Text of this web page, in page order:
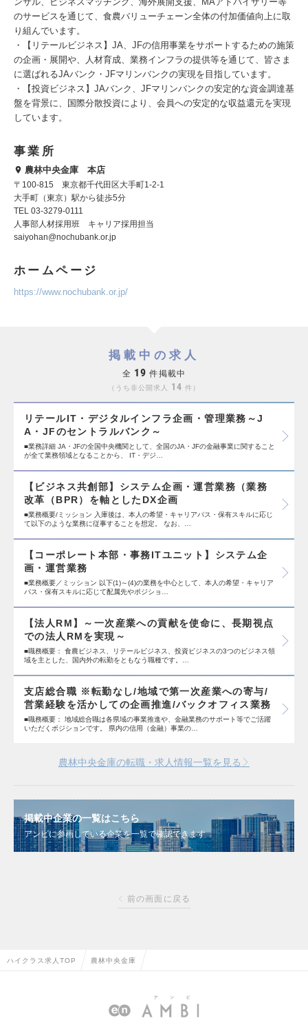
のサービスを通じて、食農バリューチェーン全体の付加価値向上に取
り組んでいます。
・【リテールビジネス】JA、JFの信用事業をサポートするための施策
の企画・展開や、人材育成、業務インフラの提供等を通じて、皆さま
に選ばれるJAバンク・JFマリンバンクの実現を目指しています。
・【投資ビジネス】JAバンク、JFマリンバンクの安定的な資金調達基
盤を背景に、国際分散投資により、会員への安定的な収益還元を実現
しています。
事業所
農林中央金庫 本店
〒100-815 東京都千代田区大手町1-2-1
大手町（東京）駅から徒歩5分
TEL 03-3279-0111
人事部人材採用班 キャリア採用担当
saiyohan@nochubank.or.jp
ホームページ
https://www.nochubank.or.jp/
掲載中の求人
全 19 件掲載中
うち非公開求人 14 件
リテールIT・デジタルインフラ企画・管理業務～J
A・JFのセントラルバンク～
■業務詳細 JA・JFの全国中央機関として、全国のJA・JFの金融事業に関すること
が全て業務領域となることから、 IT・デジ…
【ビジネス共創部】システム企画・運営業務（業務
改革（BPR）を軸としたDX企画
■業務概要/ミッション 入庫後は、本人の希望・キャリアパス・保有スキルに応じ
て以下のような業務に従事することを想定。 なお、…
【コーポレート本部・事務ITユニット】システム企
画・運営業務
■業務概要／ミッション 以下(1)～(4)の業務を中心として、本人の希望・キャリア
パス・保有スキルに応じて配属先やポジショ…
【法人RM】～一次産業への貢献を使命に、長期視点
での法人RMを実現～
■職務概要： 食農ビジネス、リテールビジネス、投資ビジネスの3つのビジネス領
域を主とした、国内外の転勤をともなう職種です。…
支店総合職 ※転勤なし/地域で第一次産業への寄与/
営業経験を活かしての企画推進/バックオフィス業務
■職務概要： 地域総合職は各県域の事業推進や、金融業務のサポート等でご活躍
いただくポジションです。 県内の信用（金融）事業の…
農林中央金庫の転職・求人情報一覧を見る
掲載中企業の一覧はこちら
アンビに参画している企業を一覧で確認できます
前の画面に戻る
ハイクラス求人TOP 農林中央金庫